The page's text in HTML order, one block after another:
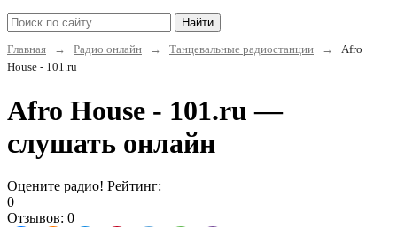
Найти
Главная
→ Радио онлайн → Танцевальные радиостанции →
Afro
House - 101.ru
Afro House - 101.ru —
слушать онлайн
Оцените радио! Рейтинг:
0
Отзывов: 0